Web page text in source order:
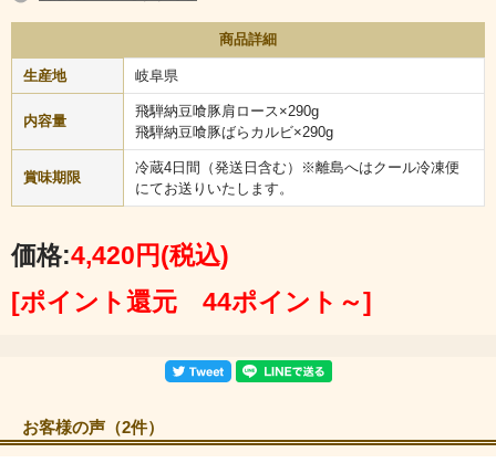
生産者のこだわりが生んだ、飛騨ブランド豚「納豆喰豚」。豚肉特有
の臭みがなく、ふわふわと柔らかで甘みのある肉質が特徴。塩・コシ
ョウだけでも飛騨牛に負けない美味しさだと口コミが広がっていま
す！
人気部位であるロースとカルビをセットにしました。手軽な焼肉でま
ず味わってみてください。贈り物にも最適です。
商品詳細
生産地 岐阜県
内容量
飛騨納豆喰豚肩ロース×290g
飛騨納豆喰豚ばらカルビ×290g
賞味期限
冷蔵4日間（発送日含む）※離島へはクール冷凍便
にてお送りいたします。
価格:4,420円(税込)
[ポイント還元 44ポイント～]
お客様の声（2件）